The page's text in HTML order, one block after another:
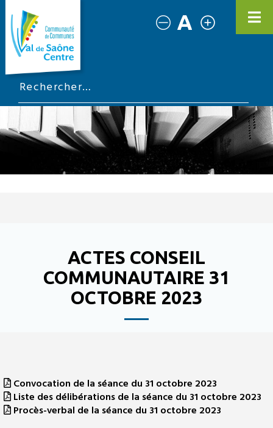
ACTES CONSEIL
COMMUNAUTAIRE 31
OCTOBRE 2023
Convocation de la séance du 31 octobre 2023
Liste des délibérations de la séance du 31 octobre 2023
Procès-verbal de la séance du 31 octobre 2023